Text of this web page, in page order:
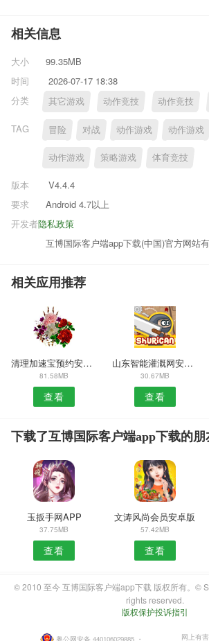
相关信息
大小
99.35MB
时间
2026-07-17 18:38
分类
其它游戏 动作竞技 动作竞技
TAG 冒险 对战 动作游戏 动作游戏
动作游戏 策略游戏 体育竞技
版本
V4.4.4
要求
Android 4.7以上
隐私政策
开发者
互博国际客户端app下载(中国)官方网站
相关应用推荐
清理加速宝预约安卓版
81.58MB
查看
山东智能灌溉网安卓版
30.67MB
查看
下载了互博国际客户端app下载的朋
玉扳手网APP
37.75MB
查看
文涛风尚会员安卓版
57.42MB
查看
© 2010 至今 互博国际客户端app下载 版权所有。©
rights reserved.
版权保护投诉指引
粤公网安备 440106029885 ・ 网上有